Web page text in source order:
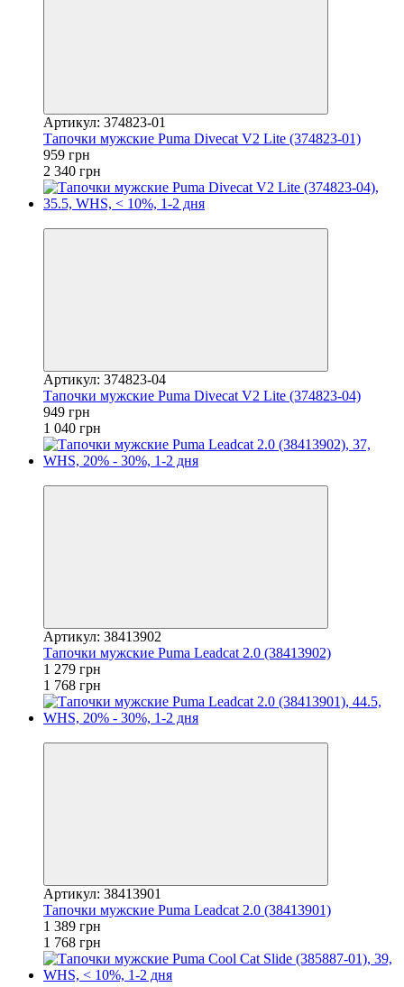
Артикул: 374823-01
Тапочки мужские Puma Divecat V2 Lite (374823-01)
959 грн
2 340 грн
Артикул: 374823-04
Тапочки мужские Puma Divecat V2 Lite (374823-04)
949 грн
1 040 грн
Артикул: 38413902
Тапочки мужские Puma Leadcat 2.0 (38413902)
1 279 грн
1 768 грн
Артикул: 38413901
Тапочки мужские Puma Leadcat 2.0 (38413901)
1 389 грн
1 768 грн